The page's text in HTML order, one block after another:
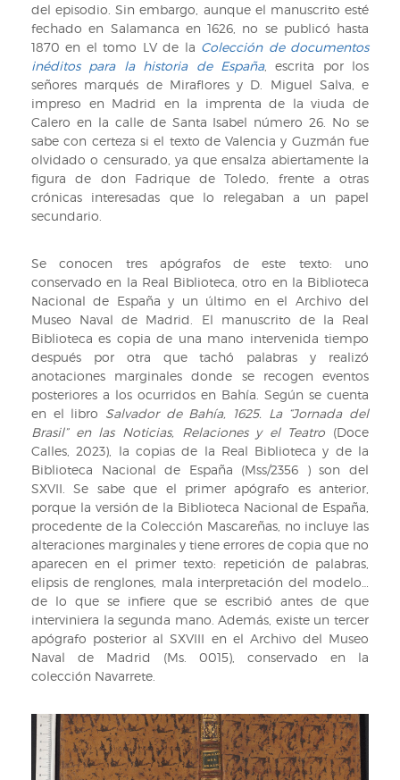
del episodio. Sin embargo, aunque el manuscrito esté
fechado en Salamanca en 1626, no se publicó hasta
1870 en el tomo LV de la Colección de documentos
inéditos para la historia de España, escrita por los
señores marqués de Miraflores y D. Miguel Salva, e
impreso en Madrid en la imprenta de la viuda de
Calero en la calle de Santa Isabel número 26. No se
sabe con certeza si el texto de Valencia y Guzmán fue
olvidado o censurado, ya que ensalza abiertamente la
figura de don Fadrique de Toledo, frente a otras
crónicas interesadas que lo relegaban a un papel
secundario.
Se conocen tres apógrafos de este texto: uno
conservado en la Real Biblioteca, otro en la Biblioteca
Nacional de España y un último en el Archivo del
Museo Naval de Madrid. El manuscrito de la Real
Biblioteca es copia de una mano intervenida tiempo
después por otra que tachó palabras y realizó
anotaciones marginales donde se recogen eventos
posteriores a los ocurridos en Bahía. Según se cuenta
en el libro Salvador de Bahía, 1625. La “Jornada del
Brasil” en las Noticias, Relaciones y el Teatro (Doce
Calles, 2023), la copias de la Real Biblioteca y de la
Biblioteca Nacional de España (Mss/2356 ) son del
SXVII. Se sabe que el primer apógrafo es anterior,
porque la versión de la Biblioteca Nacional de España,
procedente de la Colección Mascareñas, no incluye las
alteraciones marginales y tiene errores de copia que no
aparecen en el primer texto: repetición de palabras,
elipsis de renglones, mala interpretación del modelo…
de lo que se infiere que se escribió antes de que
interviniera la segunda mano. Además, existe un tercer
apógrafo posterior al SXVIII en el Archivo del Museo
Naval de Madrid (Ms. 0015), conservado en la
colección Navarrete.